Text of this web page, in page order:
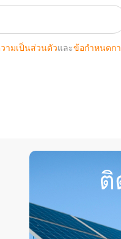
ามเป็นส่วนตัวและข้อกำหนดก
ติ